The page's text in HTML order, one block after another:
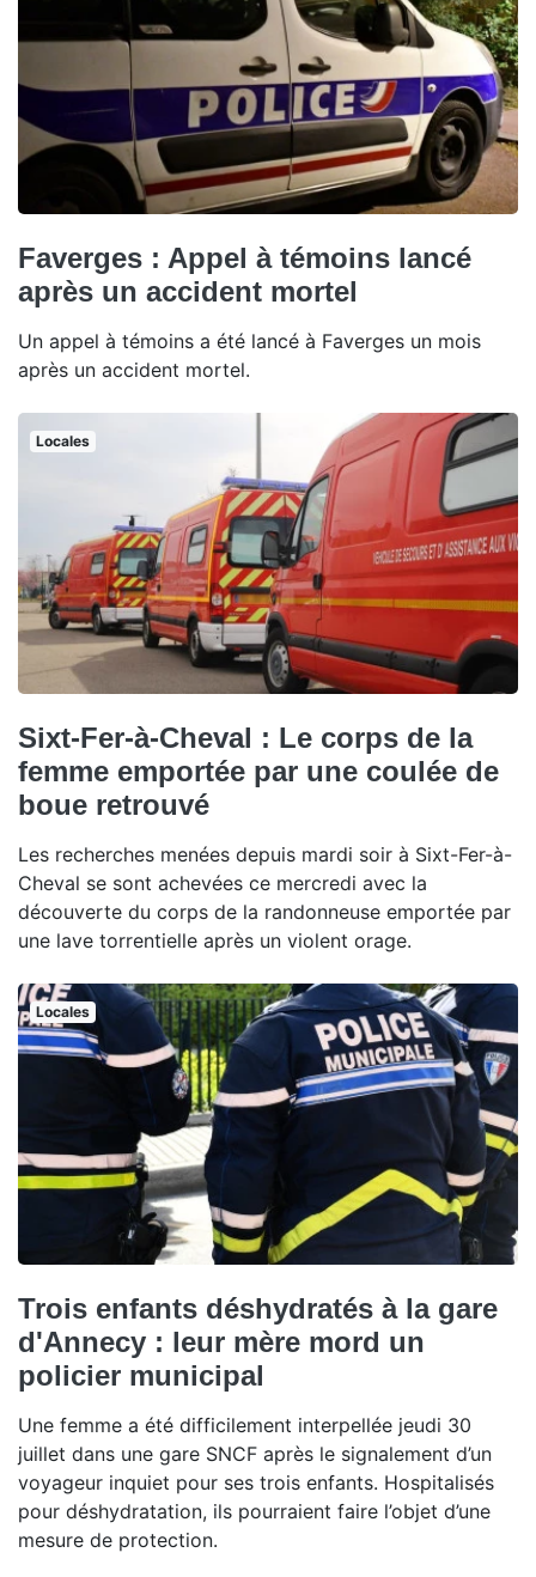
Faverges : Appel à témoins lancé
après un accident mortel
Un appel à témoins a été lancé à Faverges un mois
après un accident mortel.
Locales
Sixt-Fer-à-Cheval : Le corps de la
femme emportée par une coulée de
boue retrouvé
Les recherches menées depuis mardi soir à Sixt-Fer-à-
Cheval se sont achevées ce mercredi avec la
découverte du corps de la randonneuse emportée par
une lave torrentielle après un violent orage.
Locales
Trois enfants déshydratés à la gare
d'Annecy : leur mère mord un
policier municipal
Une femme a été difficilement interpellée jeudi 30
juillet dans une gare SNCF après le signalement d’un
voyageur inquiet pour ses trois enfants. Hospitalisés
pour déshydratation, ils pourraient faire l’objet d’une
mesure de protection.